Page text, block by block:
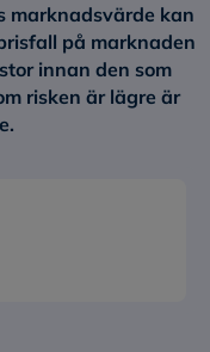
marknadsvärde kan
på marknaden
innan den som
risken är lägre är